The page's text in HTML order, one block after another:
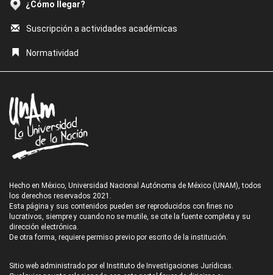
¿Cómo llegar?
Suscripción a actividades académicas
Normatividad
Hecho en México, Universidad Nacional Autónoma de México (UNAM), todos
los derechos reservados 2021.
Esta página y sus contenidos pueden ser reproducidos con fines no
lucrativos, siempre y cuando no se mutile, se cite la fuente completa y su
dirección electrónica.
De otra forma, requiere permiso previo por escrito de la institución.
Sitio web administrado por el Instituto de Investigaciones Jurídicas.